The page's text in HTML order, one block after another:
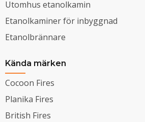
Utomhus etanolkamin
Etanolkaminer för inbyggnad
Etanolbrännare
Kända märken
Cocoon Fires
Planika Fires
British Fires